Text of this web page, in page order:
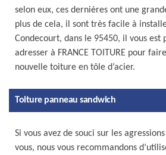
selon eux, ces dernières ont une
plus de cela, il sont très facile à
Condecourt, dans le 95450, il vous est
adresser à FRANCE TOITURE pour
nouvelle toiture en tôle d’acier.
Toiture panneau sandwich
Si vous avez de souci sur les
vous, nous vous recommandons